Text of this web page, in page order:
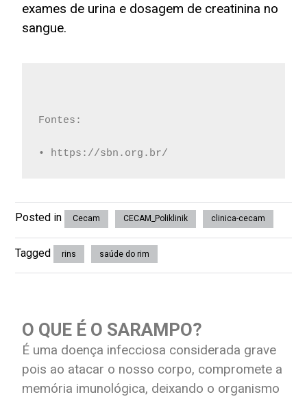
exames de urina e dosagem de creatinina no
sangue.
Fontes:
• https://sbn.org.br/
Posted in Cecam CECAM_Poliklinik clinica-cecam
Tagged rins saúde do rim
O QUE É O SARAMPO?
É uma doença infecciosa considerada grave
pois ao atacar o nosso corpo, compromete a
memória imunológica, deixando o organismo